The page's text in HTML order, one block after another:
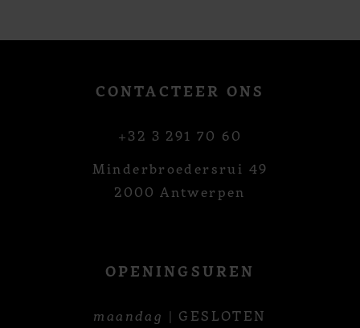
14
CONTACTEER ONS
+32 3 291 70 60
Minderbroedersrui 49
2000 Antwerpen
OPENINGSUREN
maandag | GESLOTEN